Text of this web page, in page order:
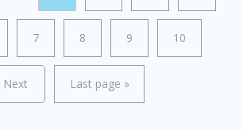
7 8 9 10
Next Last page »